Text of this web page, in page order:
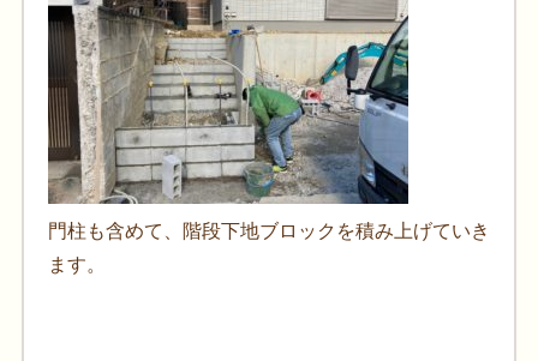
門柱も含めて、階段下地ブロックを積み上げていき
ます。